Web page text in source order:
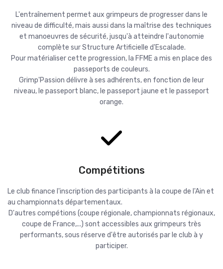
L'entraînement permet aux grimpeurs de progresser dans le
niveau de difficulté, mais aussi dans la maîtrise des techniques
et manoeuvres de sécurité, jusqu'à atteindre l'autonomie
complète sur Structure Artificielle d'Escalade.
Pour matérialiser cette progression, la FFME a mis en place des
passeports de couleurs.
Grimp'Passion délivre à ses adhérents, en fonction de leur
niveau, le passeport blanc, le passeport jaune et le passeport
orange.
Compétitions
Le club finance l'inscription des participants à la coupe de l'Ain et
au championnats départementaux.
D'autres compétions (coupe régionale, championnats régionaux,
coupe de France,...) sont accessibles aux grimpeurs très
performants, sous réserve d'être autorisés par le club à y
participer.